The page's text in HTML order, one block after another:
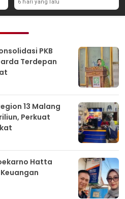
6 hari yang lalu
PKB
Terdepan
13 Malang
Perkuat
Hatta